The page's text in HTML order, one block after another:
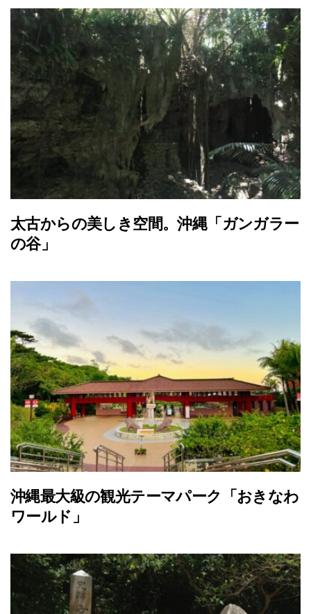
太古からの美しき空間。沖縄「ガンガラー
の谷」
沖縄最大級の観光テーマパーク「おきなわ
ワールド」